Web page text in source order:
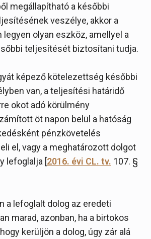
megállapítható a későbbi
veszélye, akkor a
legyen olyan eszköz, amellyel a
teljesítését biztosítani tudja.
képező kötelezettség későbbi
van, a teljesítési határidő
okot adó körülmény
öt napon belül a hatóság
pénzkövetelés
el, vagy a meghatározott dolgot
lefoglalja [2016. évi CL. tv. 107. §
a lefoglalt dolog az eredeti
marad, azonban, ha a birtokos
kerüljön a dolog, úgy zár alá